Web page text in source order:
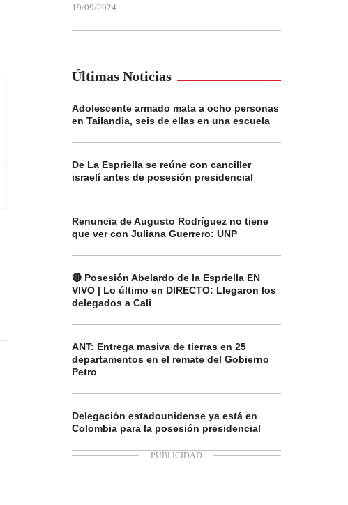
19/09/2024
Últimas Noticias
Adolescente armado mata a ocho personas
en Tailandia, seis de ellas en una escuela
De La Espriella se reúne con canciller
israelí antes de posesión presidencial
Renuncia de Augusto Rodríguez no tiene
que ver con Juliana Guerrero: UNP
🔴 Posesión Abelardo de la Espriella EN
VIVO | Lo último en DIRECTO: Llegaron los
delegados a Cali
ANT: Entrega masiva de tierras en 25
departamentos en el remate del Gobierno
Petro
Delegación estadounidense ya está en
Colombia para la posesión presidencial